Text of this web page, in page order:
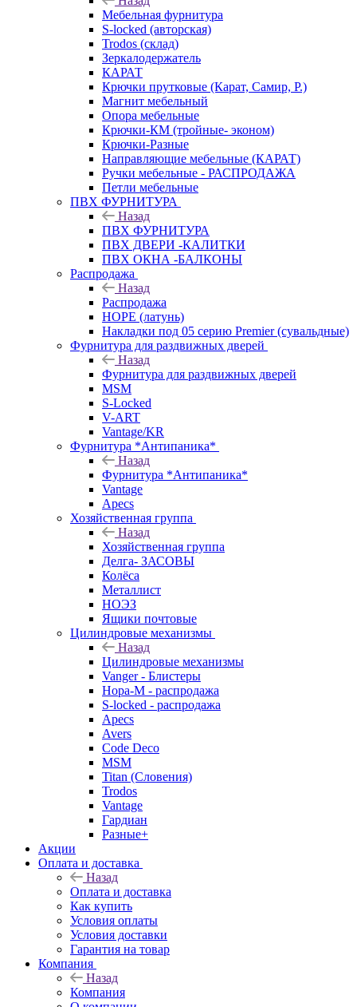
Мебельная фурнитура
S-locked (авторская)
Trodos (склад)
Зеркалодержатель
КАРАТ
Крючки прутковые (Карат, Самир, Р.)
Магнит мебельный
Опора мебельные
Крючки-КМ (тройные- эконом)
Крючки-Разные
Направляющие мебельные (КАРАТ)
Ручки мебельные - РАСПРОДАЖА
Петли мебельные
ПВХ ФУРНИТУРА
Назад
ПВХ ФУРНИТУРА
ПВХ ДВЕРИ -КАЛИТКИ
ПВХ ОКНА -БАЛКОНЫ
Распродажа
Назад
Распродажа
HOPE (латунь)
Накладки под 05 серию Premier (сувальдные)
Фурнитура для раздвижных дверей
Назад
Фурнитура для раздвижных дверей
MSM
S-Locked
V-ART
Vantage/KR
Фурнитура *Антипаника*
Назад
Фурнитура *Антипаника*
Vantage
Apecs
Хозяйственная группа
Назад
Хозяйственная группа
Делга- ЗАСОВЫ
Колёса
Металлист
НОЭЗ
Ящики почтовые
Цилиндровые механизмы
Назад
Цилиндровые механизмы
Vanger - Блистеры
Нора-М - распродажа
S-locked - распродажа
Apecs
Avers
Code Deco
MSM
Titan (Словения)
Trodos
Vantage
Гардиан
Разные+
Акции
Оплата и доставка
Назад
Оплата и доставка
Как купить
Условия оплаты
Условия доставки
Гарантия на товар
Компания
Назад
Компания